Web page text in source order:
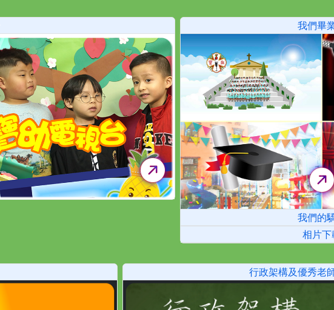
我們畢
我們的
相片下
行政架構及優秀老